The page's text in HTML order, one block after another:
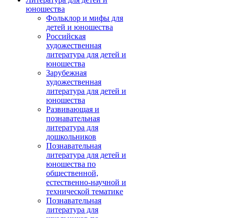
юношества
Фольклор и мифы для
детей и юношества
Российская
художественная
литература для детей и
юношества
Зарубежная
художественная
литература для детей и
юношества
Развивающая и
познавательная
литература для
дошкольников
Познавательная
литература для детей и
юношества по
общественной,
естественно-научной и
технической тематике
Познавательная
литература для